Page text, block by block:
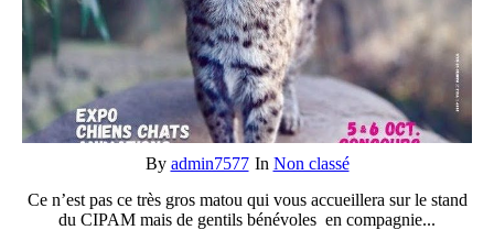
By admin7577 In Non classé
Ce n’est pas ce très gros matou qui vous accueillera sur le stand
du CIPAM mais de gentils bénévoles en compagnie...